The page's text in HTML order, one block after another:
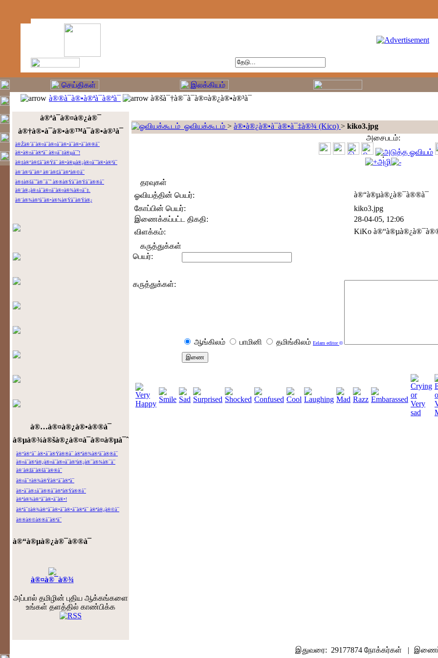
à®®à¯à®•à®ªà¯à®ªà¯ à®šà¯†à®¯à¯à®¤à®¿à®•à®³à¯
à®ªà¯à®¤à®¿à®¯
à®†à®•à¯à®•à®™à¯à®•à®³à¯
à®Žà®´à¯à®¤à¯à®¤à¯à®•à¯à®•à¯à®®à¯
à®•à®±à¯à®ªà¯ à®¤à¯‡à®µà¯ˆ!
à®‡à®°à®£à¯à®Ÿà¯ à®•à®µà®¿à®¤à¯ˆà®•à®³à¯
à®¨à®²à¯à®² à®¨à®£à¯à®ªà®©à¯
à®‡à®šà¯ˆà®¯à¯ˆ à®®à®Ÿà¯à®Ÿà¯à®®à¯
à®¨à®¿à®±à¯à®¤à¯à®¤à®¾à®¤à¯‡.
à®¨à®¾à®³à¯à®•à®¾à®Ÿà¯à®Ÿà®¿
à®…à®¤à®¿à®•à®®à¯
à®µà®¾à®šà®¿à®¤à¯à®¤à®µà¯ˆ
à®“à®°à¯ à®•à¯à®Ÿà®®à¯ à®ªà®¾à®²à¯à®®à¯
à®¤à¯à®³à®¿à®¤à¯à®¤à¯à®³à®¿à®¯à®¾à®¯à¯
à®¨à®žà¯à®šà¯à®®à¯
à®¤à¯†à®¾à®Ÿà®°à¯à®ªà¯
à®•à¯à®±à¯à®®à¯à®ªà®Ÿà®®à¯
à®ªà®¾à®°à¯à®•à¯à®•!
à®ªà¯‡à®¾à®°à¯à®•à¯à®•à¯à®ªà¯ à®ªà®¿à®©à¯
à®®à®©à®®à¯à®³à¯
à®“à®µà®¿à®¯à®®à¯
à®¤à®¯à®¾
அப்பால் தமிழின் புதிய ஆக்கங்களை
உங்கள் தளத்தில் காண்பிக்க
ஓவியக்கூடம் > à®•à®¿à®•à¯à®•à¯‡à®¾ (Kico) > kiko3.jpg
அசைபடம்:
அழி
தரவுகள்
ஓவியத்தின் பெயர்:
à®“à®µà®¿à®¯à®®à¯
கோப்பின் பெயர்:
kiko3.jpg
இணைக்கப்பட்ட திகதி:
28-04-05, 12:06
விளக்கம்:
KiKo
கருத்துக்கள்
பெயர்:
கருத்துக்கள்:
ஆங்கிலம் பாமினி தமிங்கிலம் Eelam editor©
இதுவரை: 29177874 நோக்கர்கள் |